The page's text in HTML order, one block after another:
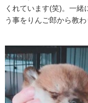
くれています(笑)。一
う事をりんご郎から教わ